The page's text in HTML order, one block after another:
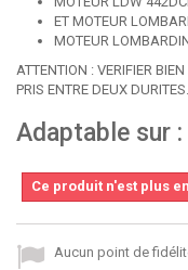
ET MOTEUR
MOTEUR
ATTENTION : VERIFIER
PRIS ENTRE DEUX DURITES.
Adaptable sur
Ce produit n'est plus
Aucun point de